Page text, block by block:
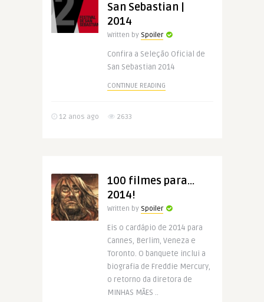
San Sebastian |
2014
Written by Spoiler
Confira a Seleção Oficial de
San Sebastian 2014
CONTINUE READING
12 anos ago 2633
100 filmes para…
2014!
Written by Spoiler
Eis o cardápio de 2014 para
Cannes, Berlim, Veneza e
Toronto. O banquete inclui a
biografia de Freddie Mercury,
o retorno da diretora de
MINHAS MÃES ..